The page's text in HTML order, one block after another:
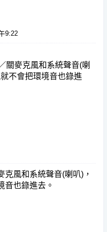
9:22
關麥克風和系統聲音(喇
不會把環境音也錄進
克風和系統聲音(喇叭)，
音也錄進去。